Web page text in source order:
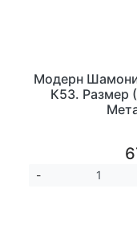
Модерн
К53. Размер
-